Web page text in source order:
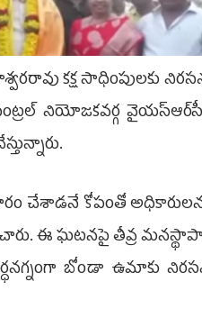
కక్ష సాధింపులకు
నియోజకవర్గ
చేశాడనే కోపంతో
ఈ ఘటనపై తీవ్ర
బోండా ఉమాకు